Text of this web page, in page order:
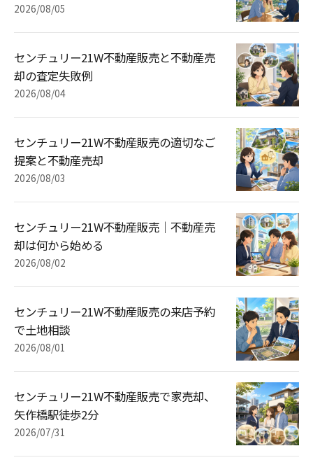
2026/08/05
センチュリー21W不動産販売と不動産売
却の査定失敗例
2026/08/04
センチュリー21W不動産販売の適切なご
提案と不動産売却
2026/08/03
センチュリー21W不動産販売｜不動産売
却は何から始める
2026/08/02
センチュリー21W不動産販売の来店予約
で土地相談
2026/08/01
センチュリー21W不動産販売で家売却、
矢作橋駅徒歩2分
2026/07/31